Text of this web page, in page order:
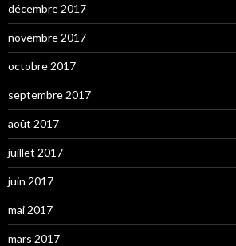
décembre 2017
novembre 2017
octobre 2017
septembre 2017
août 2017
juillet 2017
juin 2017
mai 2017
mars 2017